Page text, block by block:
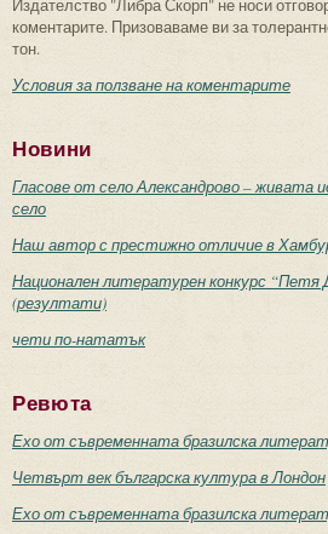
Издателство "Либра Скорп" не носи
коментарите. Призоваваме ви за
тон.
Условия за ползване на коментарите
Новини
Гласове от село Александрово – живата
село
Наш автор с престижно отличие в
Национален литературен конкурс “Петя
(резултати)
чети по-нататък
Ревюта
Ехо от съвременната бразилска
Четвърт век българска култура в Лондон
Ехо от съвременната бразилска